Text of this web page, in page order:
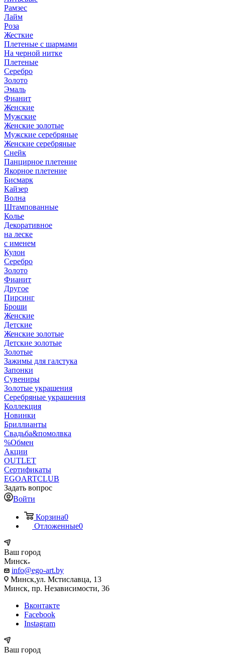
Рамзес
Лайм
Роза
Жесткие
Плетеные с шармами
На черной нитке
Плетеные
Серебро
Золото
Эмаль
Фианит
Женские
Мужские
Женские золотые
Мужские серебряные
Женские серебряные
Снейк
Панцирное плетение
Якорное плетение
Бисмарк
Кайзер
Волна
Штампованные
Колье
Декоративное
на леске
с именем
Кулон
Серебро
Золото
Фианит
Другое
Пирсинг
Броши
Женские
Детские
Женские золотые
Детские золотые
Золотые
Зажимы для галстука
Запонки
Сувениры
Золотые украшения
Серебряные украшения
Коллекция
Новинки
Бриллианты
Свадьба&помолвка
%Обмен
Акции
OUTLET
Сертификаты
EGOARTCLUB
Задать вопрос
Войти
Корзина0
Отложенные0
Ваш город
Минск
info@ego-art.by
Минск,ул. Мстиславца, 13
Минск, пр. Независимости, 36
Вконтакте
Facebook
Instagram
Ваш город